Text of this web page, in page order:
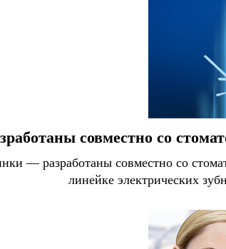
совместно со
— разработаны совместно со
линейке электрических